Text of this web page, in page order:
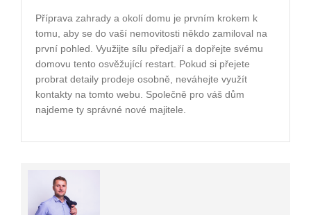
Příprava zahrady a okolí domu je prvním krokem k
tomu, aby se do vaší nemovitosti někdo zamiloval na
první pohled. Využijte sílu předjaří a dopřejte svému
domovu tento osvěžující restart. Pokud si přejete
probrat detaily prodeje osobně, neváhejte využít
kontakty na tomto webu. Společně pro váš dům
najdeme ty správné nové majitele.